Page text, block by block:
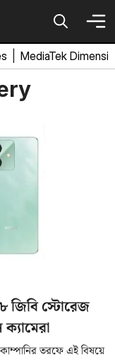
MediaTek
জিবি স্টোরেজ
তরফে এই বিষয়ে